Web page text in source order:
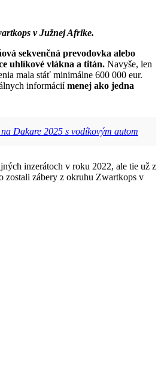
v Južnej Afrike.
sekvenčná prevodovka alebo
uhlíkové vlákna a titán. Navyše, len
mala stáť minimálne 600 000 eur.
informáciímenej ako jedna
Dakare 2025 s vodíkovým autom
inzerátoch v roku 2022, ale tie už z
zostali zábery z okruhu Zwartkops v